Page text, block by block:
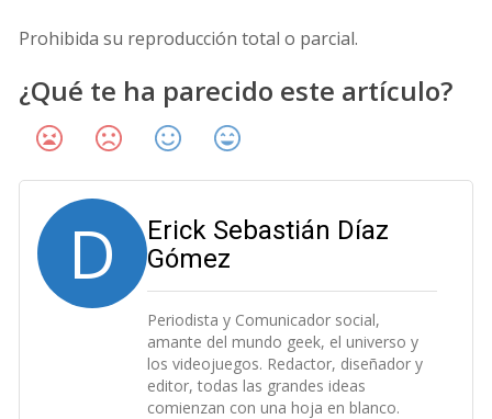
Prohibida su reproducción total o parcial.
¿Qué te ha parecido este artículo?
D
Erick Sebastián Díaz
Gómez
Periodista y Comunicador social,
amante del mundo geek, el universo y
los videojuegos. Redactor, diseñador y
editor, todas las grandes ideas
comienzan con una hoja en blanco.